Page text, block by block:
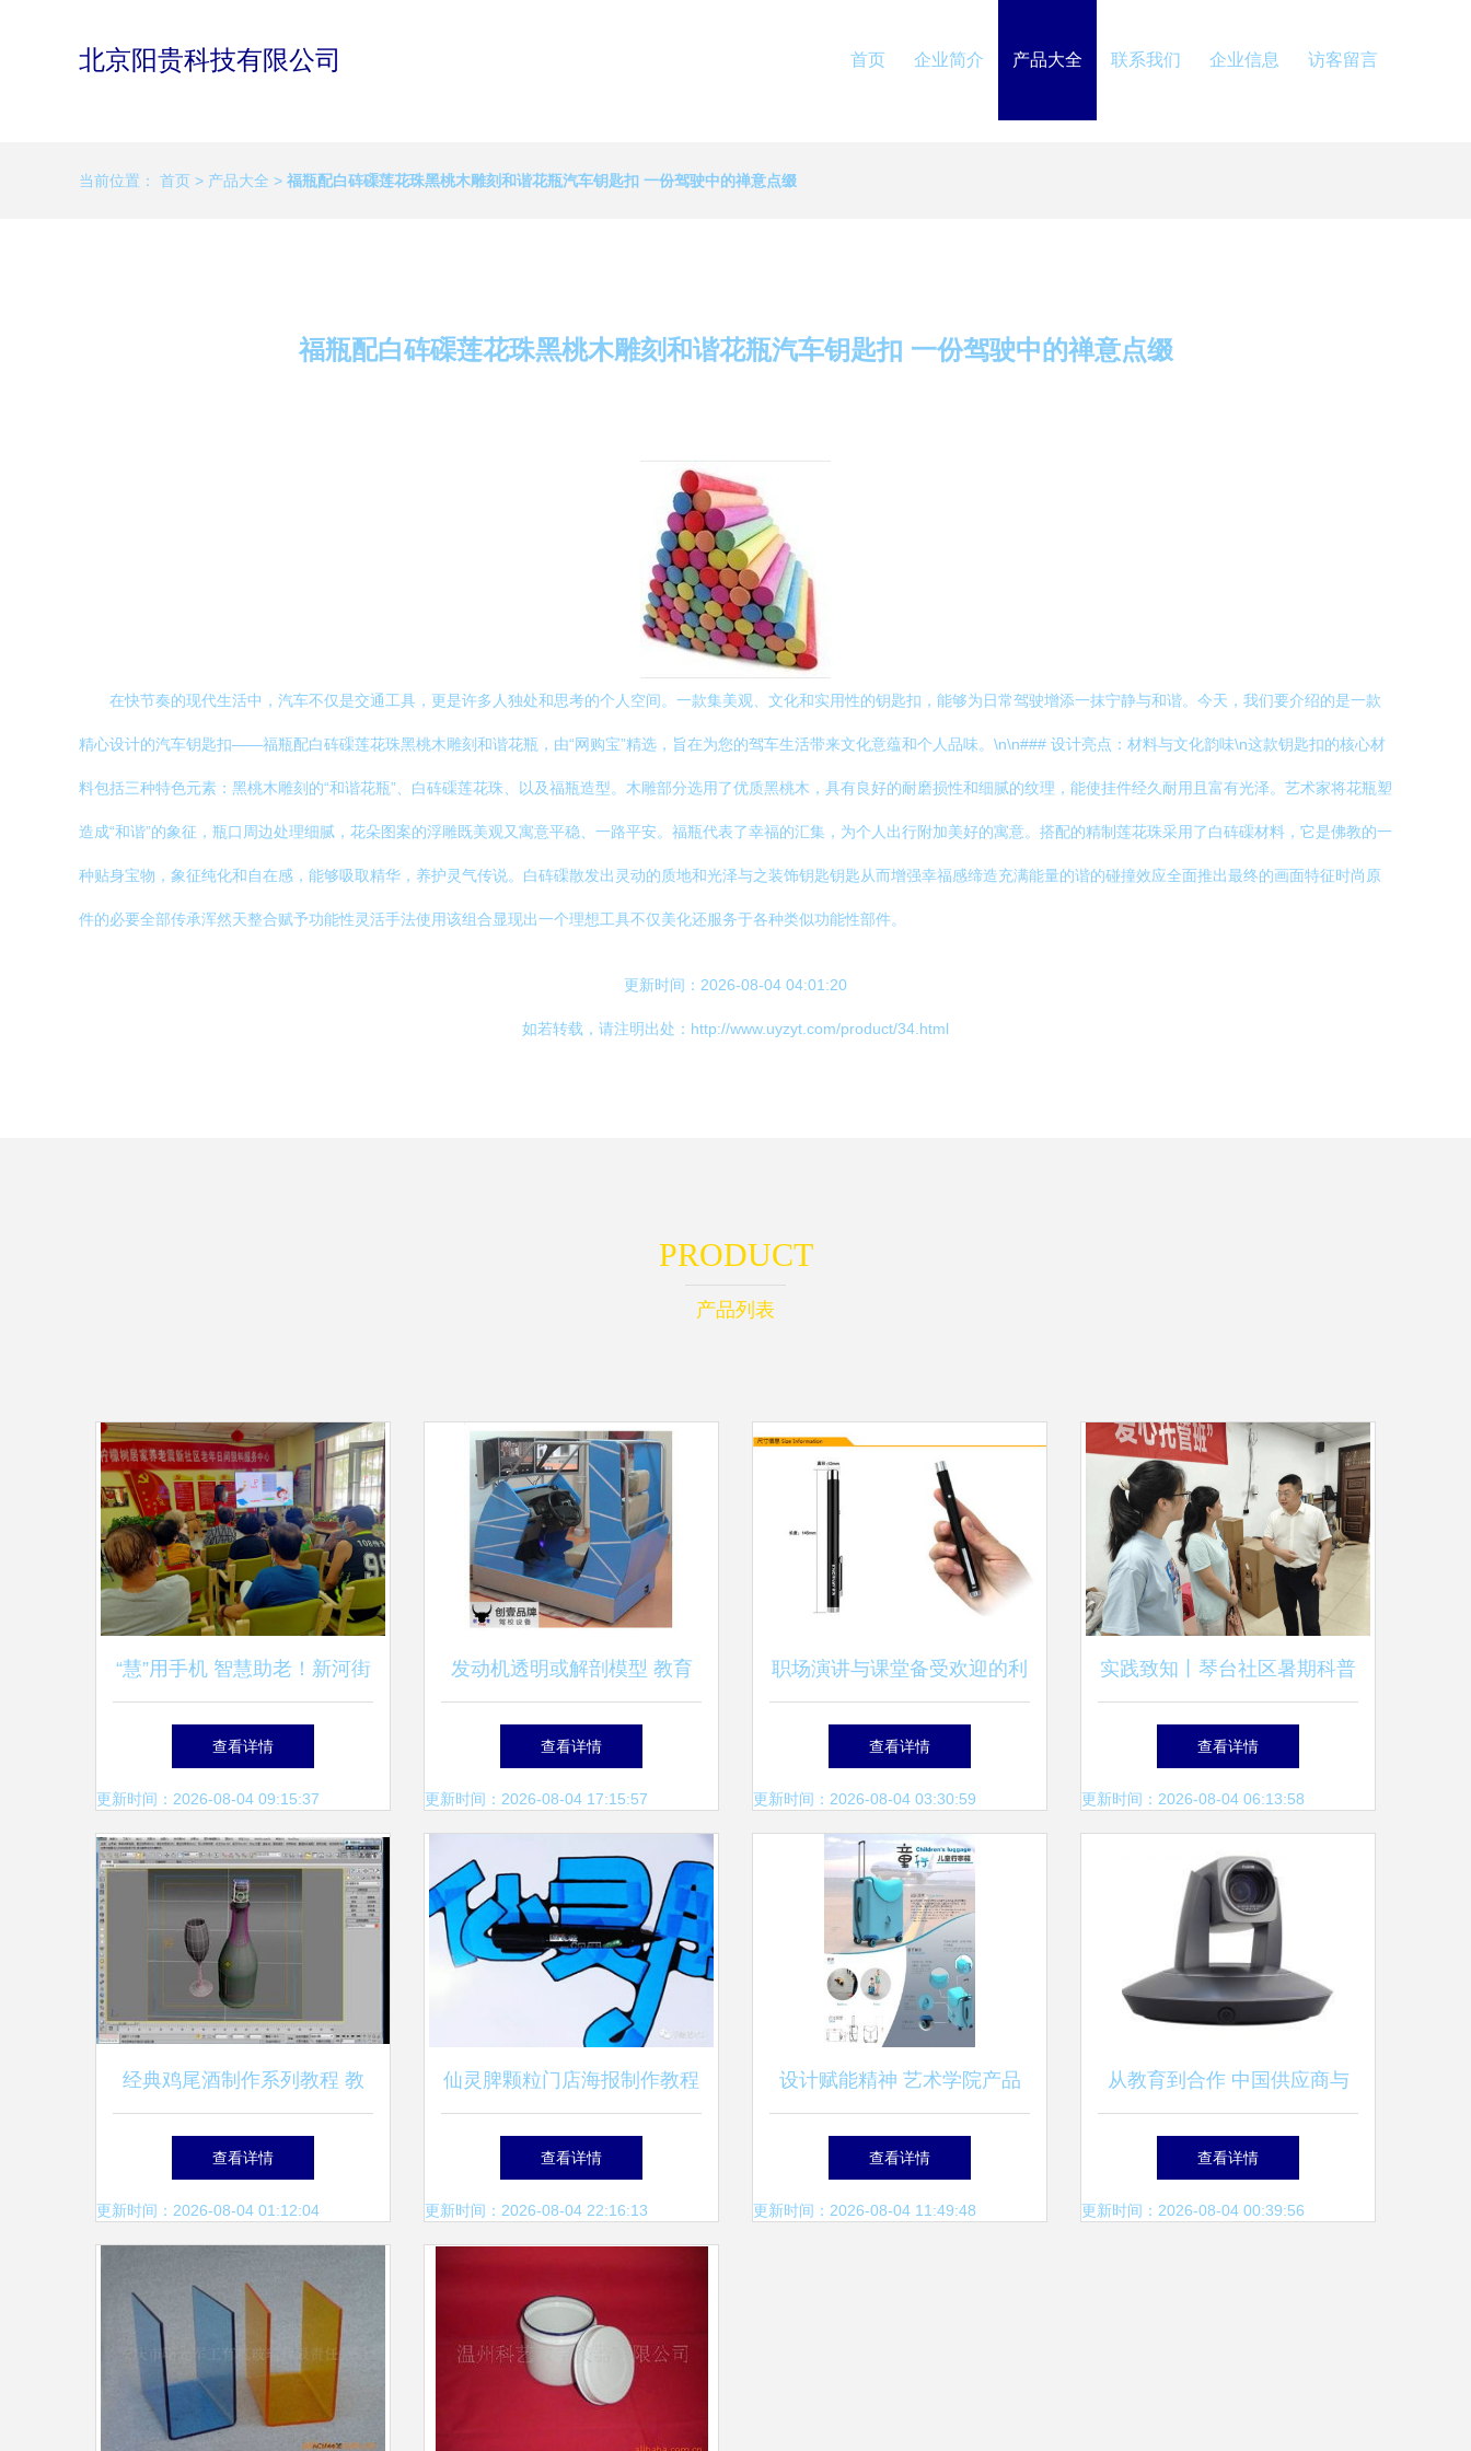
北京阳贵科技有限公司 首页 企业简介 产品大全 联系我们 企业信息 访客留言
当前位置： 首页 > 产品大全 > 福瓶配白砗磲莲花珠黑桃木雕刻和谐花瓶汽车钥匙扣 一份驾驶中的禅意点缀
福瓶配白砗磲莲花珠黑桃木雕刻和谐花瓶汽车钥匙扣 一份驾驶中的禅意点缀
在快节奏的现代生活中，汽车不仅是交通工具，更是许多人独处和思考的个人空间。一款集美观、文化和实用性的钥匙扣，能够为日常驾驶增添一抹宁静与和谐。今天，我们要介绍的是一款
精心设计的汽车钥匙扣——福瓶配白砗磲莲花珠黑桃木雕刻和谐花瓶，由“网购宝”精选，旨在为您的驾车生活带来文化意蕴和个人品味。\n\n### 设计亮点：材料与文化韵味\n这款钥匙扣的核心材
料包括三种特色元素：黑桃木雕刻的“和谐花瓶”、白砗磲莲花珠、以及福瓶造型。木雕部分选用了优质黑桃木，具有良好的耐磨损性和细腻的纹理，能使挂件经久耐用且富有光泽。艺术家将花瓶塑
造成“和谐”的象征，瓶口周边处理细腻，花朵图案的浮雕既美观又寓意平稳、一路平安。福瓶代表了幸福的汇集，为个人出行附加美好的寓意。搭配的精制莲花珠采用了白砗磲材料，它是佛教的一
种贴身宝物，象征纯化和自在感，能够吸取精华，养护灵气传说。白砗磲散发出灵动的质地和光泽与之装饰钥匙钥匙从而增强幸福感缔造充满能量的谐的碰撞效应全面推出最终的画面特征时尚原
件的必要全部传承浑然天整合赋予功能性灵活手法使用该组合显现出一个理想工具不仅美化还服务于各种类似功能性部件。
更新时间：2026-08-04 04:01:20
如若转载，请注明出处：http://www.uyzyt.com/product/34.html
PRODUCT
产品列表
“慧”用手机 智慧助老！新河街
道震新社区智能手机培训课堂
升级再出发
查看详情
更新时间：2026-08-04 09:15:37
发动机透明或解剖模型 教育
与演示的完美工具
查看详情
更新时间：2026-08-04 17:15:57
职场演讲与课堂备受欢迎的利
器——诺非 R702 红光激光笔
实测分析
查看详情
更新时间：2026-08-04 03:30:59
实践致知丨琴台社区暑期科普
实践队首日教学:让物理知
识“活”起来
查看详情
更新时间：2026-08-04 06:13:58
经典鸡尾酒制作系列教程 教
学演示用品指南
查看详情
更新时间：2026-08-04 01:12:04
仙灵脾颗粒门店海报制作教程
手把手教学演示分解步骤
查看详情
更新时间：2026-08-04 22:16:13
设计赋能精神 艺术学院产品
设计学生在“弘扬蒙古马精
神”创意设计大赛中荣获佳绩
查看详情
更新时间：2026-08-04 11:49:48
从教育到合作 中国供应商与
教学演示用品的定价之路
查看详情
更新时间：2026-08-04 00:39:56